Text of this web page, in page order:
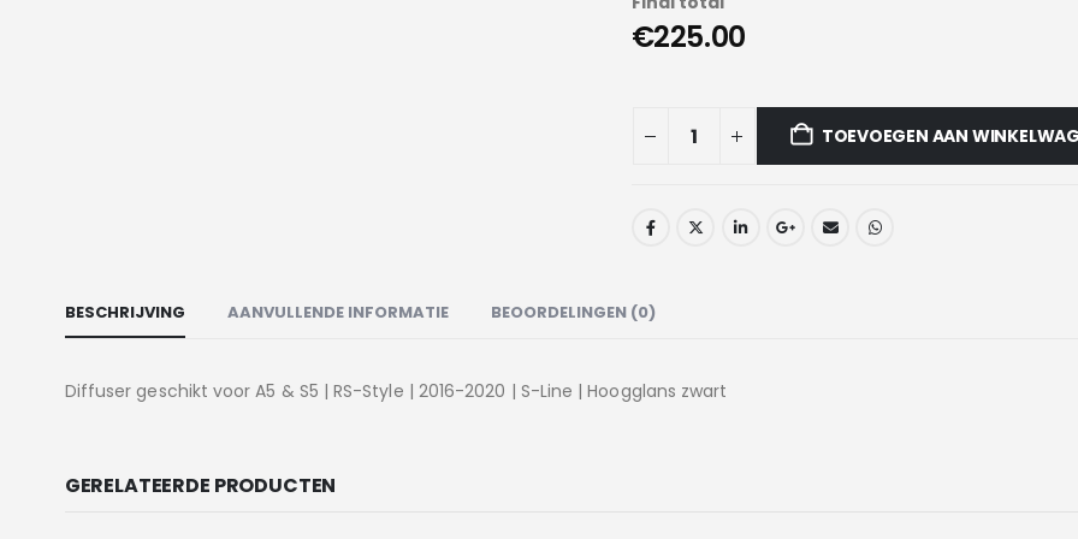
€225.00
TOEVOEGEN AAN
BESCHRIJVING AANVULLENDE INFORMATIE BEOORDELINGEN (0)
Diffuser geschikt voor A5 & S5 | RS-Style | 2016-2020 | S-Line | Hoogglans zwart
GERELATEERDE PRODUCTEN